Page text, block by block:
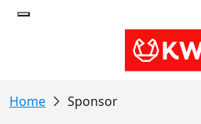
Sponsor